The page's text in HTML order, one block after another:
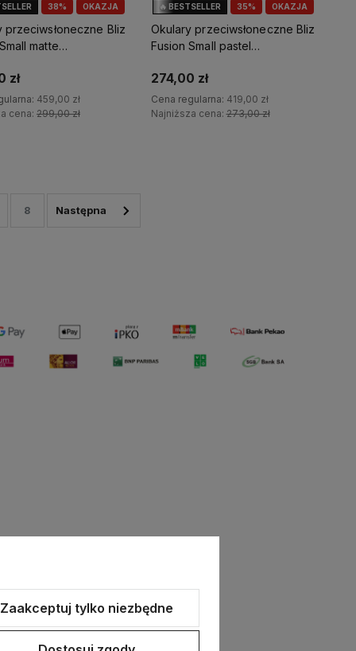
38% OKAZJA
przeciwsłoneczne Bliz
matte
zł
459,00 zł
cena: 299,00 zł
35% OKAZJA
🔥 BESTSELLER
Okulary przeciwsłoneczne Bliz
Fusion Small pastel
274,00 zł
Cena regularna: 419,00 zł
Najniższa cena:273,00 zł
8
Twoje zamówienia
Zaakceptuj tylko niezbędne